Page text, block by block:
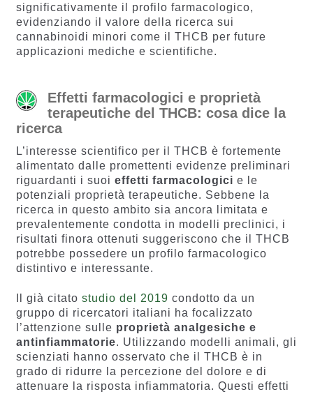
significativamente il profilo farmacologico,
evidenziando il valore della ricerca sui
cannabinoidi minori come il THCB per future
applicazioni mediche e scientifiche.
Effetti farmacologici e proprietà
terapeutiche del THCB: cosa dice la
ricerca
L’interesse scientifico per il THCB è fortemente
alimentato dalle promettenti evidenze preliminari
riguardanti i suoi effetti farmacologici e le
potenziali proprietà terapeutiche. Sebbene la
ricerca in questo ambito sia ancora limitata e
prevalentemente condotta in modelli preclinici, i
risultati finora ottenuti suggeriscono che il THCB
potrebbe possedere un profilo farmacologico
distintivo e interessante.
Il già citato studio del 2019 condotto da un
gruppo di ricercatori italiani ha focalizzato
l’attenzione sulle proprietà analgesiche e
antinfiammatorie. Utilizzando modelli animali, gli
scienziati hanno osservato che il THCB è in
grado di ridurre la percezione del dolore e di
attenuare la risposta infiammatoria. Questi effetti